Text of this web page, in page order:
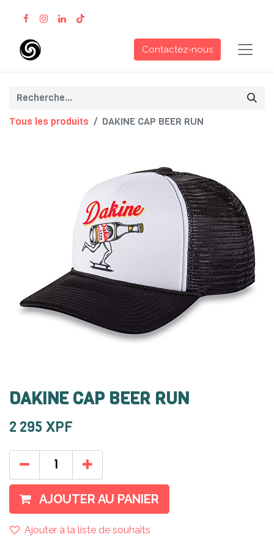
Contactez-nous
Tous les produits DAKINE CAP BEER RUN
DAKINE CAP BEER RUN
2 295 XPF
AJOUTER AU PANIER
Ajouter à la liste de souhaits